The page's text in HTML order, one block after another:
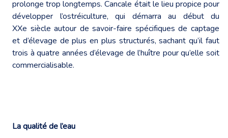
prolonge trop longtemps. Cancale était le lieu propice pour
développer l’ostréiculture, qui démarra au début du
XXe siècle autour de savoir-faire spécifiques de captage
et d’élevage de plus en plus structurés, sachant qu’il faut
trois à quatre années d’élevage de l’huître pour qu’elle soit
commercialisable.
La qualité de l’eau